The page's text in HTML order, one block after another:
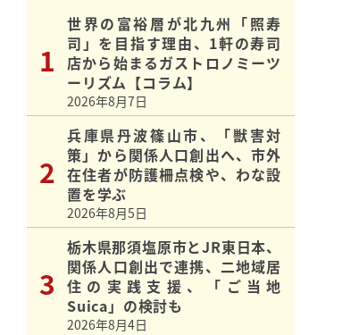
世界の富裕層が北九州「照寿
司」を目指す理由、1軒の寿司
店から始まるガストロノミーツ
ーリズム【コラム】
2026年8月7日
兵庫県丹波篠山市、「獣害対
策」から関係人口創出へ、市外
在住者が防護柵点検や、わな設
置を学ぶ
2026年8月5日
栃木県那須塩原市とJR東日本、
関係人口創出で連携、二地域居
住の実践支援、「ご当地
Suica」の検討も
2026年8月4日